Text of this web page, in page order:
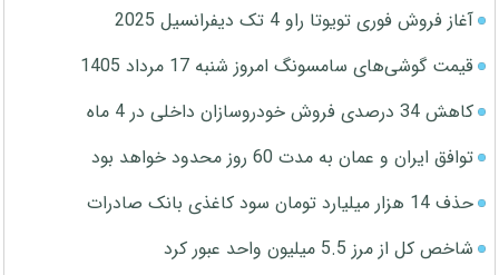
آغاز فروش فوری تویوتا راو 4 تک دیفرانسیل 2025
قیمت گوشی‌های سامسونگ امروز شنبه 17 مرداد 1405
کاهش 34 درصدی فروش خودروسازان داخلی در 4 ماه
توافق ایران و عمان به مدت 60 روز محدود خواهد بود
حذف 14 هزار میلیارد تومان سود کاغذی بانک صادرات
شاخص کل از مرز 5.5 میلیون واحد عبور کرد